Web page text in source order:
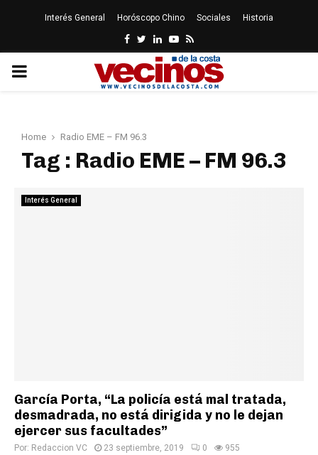
Interés General Horóscopo Chino Sociales Historia
Facebook
Twitter
LinkedinYoutube
Rss
PRIMARY
Home Radio EME – FM 96.3
Tag : Radio EME – FM 96.3
Interés General
García Porta, “La policía está mal tratada,
desmadrada, no está dirigida y no le dejan
ejercer sus facultades”
Por: Redaccion VC 23 septiembre, 2019 0 955